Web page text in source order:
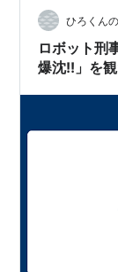
は仮面ライ
ひろくん
ロボット刑
爆沈!!」を